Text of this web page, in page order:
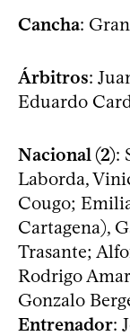
Cancha:
Árbitros:
Eduardo
Nacional (2):
Laborda,
Cougo;
Cartagena),
Trasante;
Rodrigo
Gonzalo
Entrenador: